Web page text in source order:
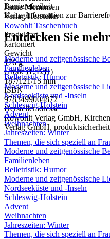
Janne Mommsen
Verlag/Hersteller
Rowohlt Taschenbuch
Produktart
kartoniert
Gewicht
176 g
Größe (L/B/H)
187/121/15 mm
ISBN
9783499004872
Herstelleradresse
Rowohlt Verlag GmbH,
Verlag GmbH,
Barrierefreiheit
Keine Information zur
Entdecken Sie mehr
Moderne und zeitgenössische
Familienleben
Belletristik: Humor
Moderne und zeitgenössische
Nordseeküste und -Inseln
Schleswig-Holstein
Advent
Weihnachten
Jahreszeiten: Winter
Themen, die sich speziell an
Moderne und zeitgenössische
Familienleben
Belletristik: Humor
Moderne und zeitgenössische
Nordseeküste und -Inseln
Schleswig-Holstein
Advent
Weihnachten
Jahreszeiten: Winter
Themen, die sich speziell an